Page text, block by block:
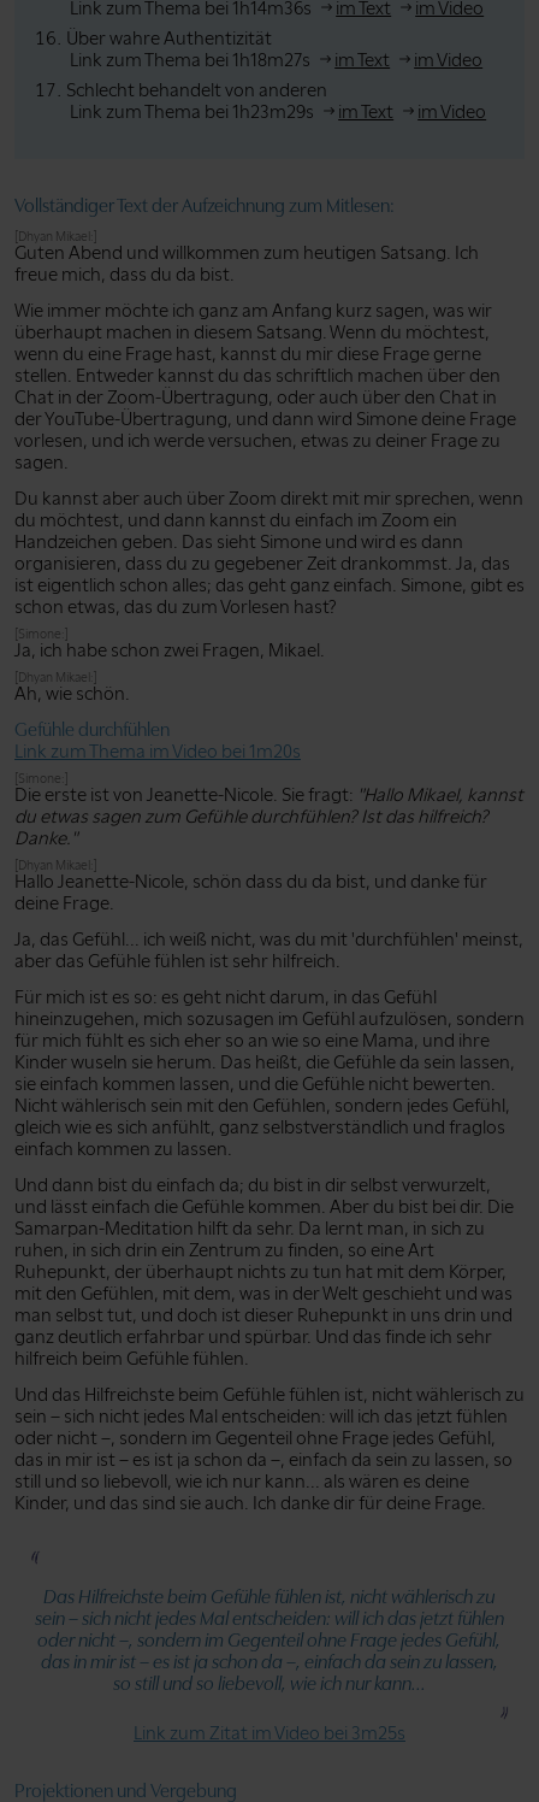
Link zum Thema bei 1h14m36s im Text
im Video
Über wahre Authentizität
Link zum Thema bei 1h18m27s
im Text
im Video
Schlecht behandelt von anderen
Link zum Thema bei 1h23m29s
im Text im Video
Vollständiger Text der Aufzeichnung zum Mitlesen:
[Dhyan Mikael:]
Guten Abend und willkommen zum heutigen Satsang. Ich
freue mich, dass du da bist.
Wie immer möchte ich ganz am Anfang kurz sagen, was wir
überhaupt machen in diesem Satsang. Wenn du möchtest,
wenn du eine Frage hast, kannst du mir diese Frage gerne
stellen. Entweder kannst du das schriftlich machen über den
Chat in der Zoom-Übertragung, oder auch über den Chat in
der YouTube-Übertragung, und dann wird Simone deine Frage
vorlesen, und ich werde versuchen, etwas zu deiner Frage zu
sagen.
Du kannst aber auch über Zoom direkt mit mir sprechen, wenn
du möchtest, und dann kannst du einfach im Zoom ein
Handzeichen geben. Das sieht Simone und wird es dann
organisieren, dass du zu gegebener Zeit drankommst. Ja, das
ist eigentlich schon alles; das geht ganz einfach. Simone, gibt es
schon etwas, das du zum Vorlesen hast?
[Simone:]
Ja, ich habe schon zwei Fragen, Mikael.
[Dhyan Mikael:]
Ah, wie schön.
Gefühle durchfühlen
Link zum Thema im Video bei 1m20s
[Simone:]
Die erste ist von Jeanette-Nicole. Sie fragt: "Hallo Mikael, kannst
du etwas sagen zum Gefühle durchfühlen? Ist das hilfreich?
Danke."
[Dhyan Mikael:]
Hallo Jeanette-Nicole, schön dass du da bist, und danke für
deine Frage.
Ja, das Gefühl... ich weiß nicht, was du mit 'durchfühlen' meinst,
aber das Gefühle fühlen ist sehr hilfreich.
Für mich ist es so: es geht nicht darum, in das Gefühl
hineinzugehen, mich sozusagen im Gefühl aufzulösen, sondern
für mich fühlt es sich eher so an wie so eine Mama, und ihre
Kinder wuseln sie herum. Das heißt, die Gefühle da sein lassen,
sie einfach kommen lassen, und die Gefühle nicht bewerten.
Nicht wählerisch sein mit den Gefühlen, sondern jedes Gefühl,
gleich wie es sich anfühlt, ganz selbstverständlich und fraglos
einfach kommen zu lassen.
Und dann bist du einfach da; du bist in dir selbst verwurzelt,
und lässt einfach die Gefühle kommen. Aber du bist bei dir. Die
Samarpan-Meditation hilft da sehr. Da lernt man, in sich zu
ruhen, in sich drin ein Zentrum zu finden, so eine Art
Ruhepunkt, der überhaupt nichts zu tun hat mit dem Körper,
mit den Gefühlen, mit dem, was in der Welt geschieht und was
man selbst tut, und doch ist dieser Ruhepunkt in uns drin und
ganz deutlich erfahrbar und spürbar. Und das finde ich sehr
hilfreich beim Gefühle fühlen.
Und das Hilfreichste beim Gefühle fühlen ist, nicht wählerisch zu
sein – sich nicht jedes Mal entscheiden: will ich das jetzt fühlen
oder nicht –, sondern im Gegenteil ohne Frage jedes Gefühl,
das in mir ist – es ist ja schon da –, einfach da sein zu lassen, so
still und so liebevoll, wie ich nur kann... als wären es deine
Kinder, und das sind sie auch. Ich danke dir für deine Frage.
Das Hilfreichste beim Gefühle fühlen ist, nicht wählerisch zu
sein – sich nicht jedes Mal entscheiden: will ich das jetzt fühlen
oder nicht –, sondern im Gegenteil ohne Frage jedes Gefühl,
das in mir ist – es ist ja schon da –, einfach da sein zu lassen,
so still und so liebevoll, wie ich nur kann...
Link zum Zitat im Video bei 3m25s
Projektionen und Vergebung